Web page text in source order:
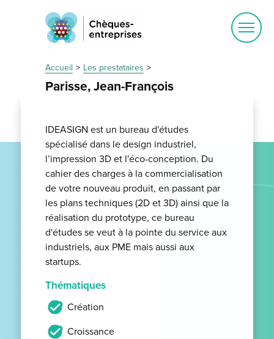
Accueil Les prestataires
Parisse, Jean-François
IDEASIGN est un bureau d'études
spécialisé dans le design industriel,
l’impression 3D et l'éco-conception. Du
cahier des charges à la commercialisation
de votre nouveau produit, en passant par
les plans techniques (2D et 3D) ainsi que la
réalisation du prototype, ce bureau
d'études se veut à la pointe du service aux
industriels, aux PME mais aussi aux
startups.
Thématiques
Création
Croissance
Ouvrir
le